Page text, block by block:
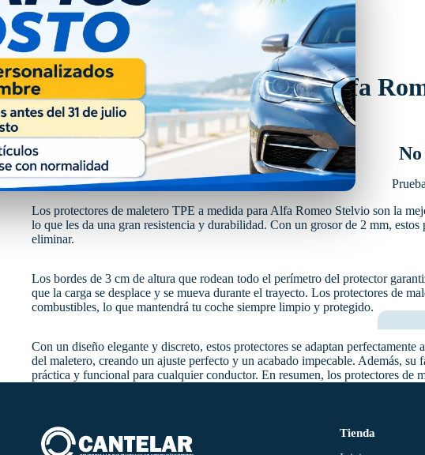
Protector de maletero TPE Alfa
Los protectores de maletero TPE a medida para Alfa Romeo Stelvio son la
lo que les da una gran resistencia y durabilidad. Con un grosor de 2 mm,
eliminar.
Los bordes de 3 cm de altura que rodean todo el perímetro del protector
que la carga se desplace y se mueva durante el trayecto. Los protectores de
combustibles, lo que mantendrá tu coche siempre limpio y protegido.
Con un diseño elegante y discreto, estos protectores se adaptan
del maletero, creando un ajuste perfecto y un acabado impecable. Además,
práctica y funcional para cualquier conductor. En resumen, los protectores
Tienda